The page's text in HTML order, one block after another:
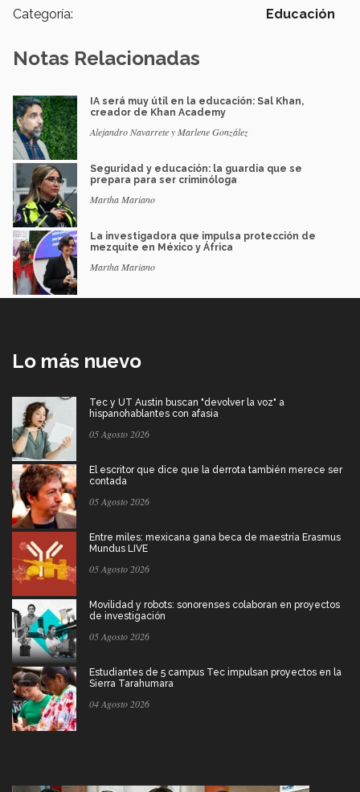
Categoría: Educación
Notas Relacionadas
IA será muy útil en la educación: Sal Khan,
creador de Khan Academy
Alejandro Navarrete y Marlene González
Seguridad y educación: la guardia que se
prepara para ser criminóloga
Martha Mariano
La investigadora que impulsa protección de
mezquite en México y África
Martha Mariano
Lo más nuevo
Tec y UT Austin buscan "devolver la voz" a
hispanohablantes con afasia
05 Agosto 2026
El escritor que dice que la derrota también merece ser
contada
05 Agosto 2026
Entre miles: mexicana gana beca de maestría Erasmus
Mundus LIVE
05 Agosto 2026
Movilidad y robots: sonorenses colaboran en proyectos
de investigación
05 Agosto 2026
Estudiantes de 5 campus Tec impulsan proyectos en la
Sierra Tarahumara
04 Agosto 2026